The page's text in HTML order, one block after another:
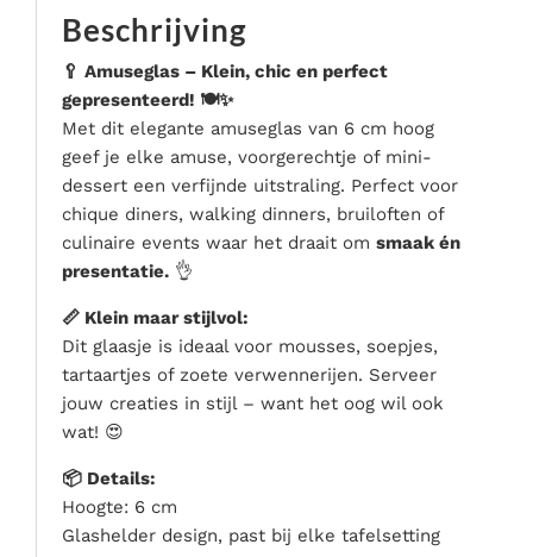
Serveer materialen
Speciale effecten
Stroom
Tafel accessoires
Tenten & parasols
Veiligheid, hygiëne & afvalverwerking
Beschrijving
🥄 Amuseglas – Klein, chic en perfect
gepresenteerd! 🍽️✨
Met dit elegante amuseglas van 6 cm hoog
geef je elke amuse, voorgerechtje of mini-
dessert een verfijnde uitstraling. Perfect voor
chique diners, walking dinners, bruiloften of
culinaire events waar het draait om smaak én
presentatie. 👌
📏 Klein maar stijlvol:
Dit glaasje is ideaal voor mousses, soepjes,
tartaartjes of zoete verwennerijen. Serveer
jouw creaties in stijl – want het oog wil ook
wat! 😍
📦 Details:
Hoogte: 6 cm
Glashelder design, past bij elke tafelsetting